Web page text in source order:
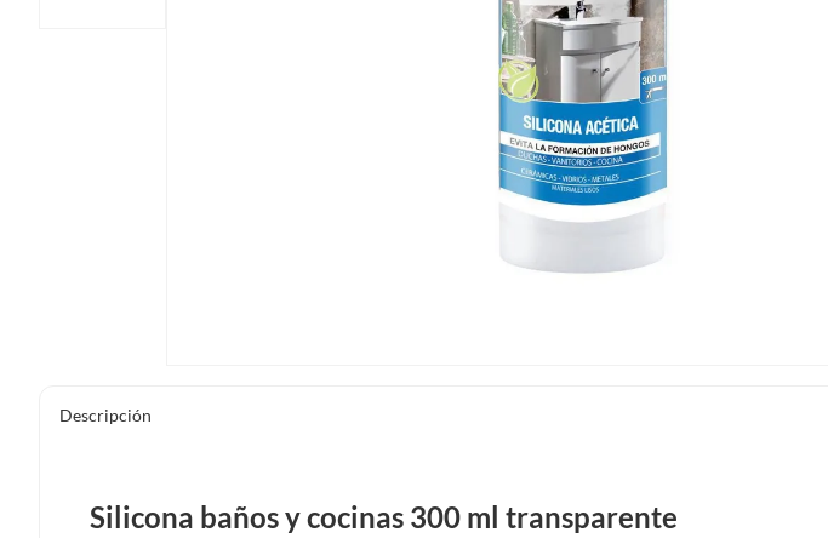
Descripción
Silicona baños y cocinas 300 ml transparente